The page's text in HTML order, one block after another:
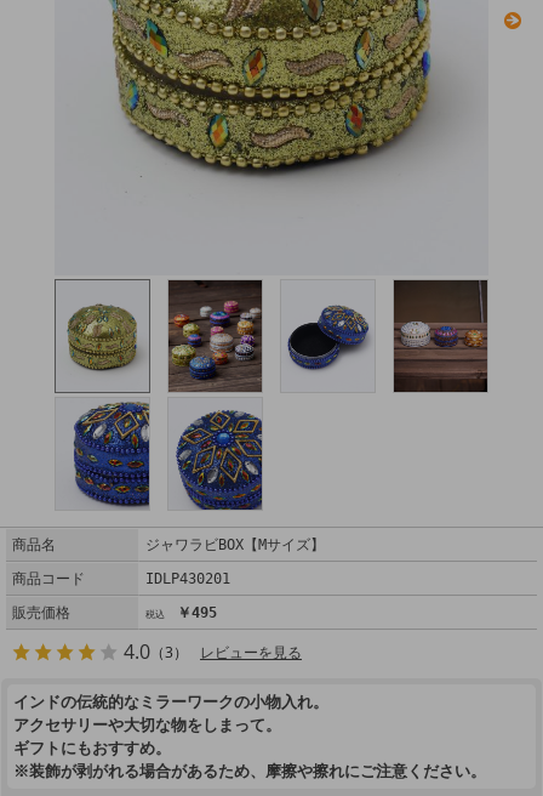
商品名
ジャワラビBOX【Mサイズ】
商品コード
IDLP430201
販売価格
￥495
4.0 （3） レビューを見る
インドの伝統的なミラーワークの小物入れ。
アクセサリーや大切な物をしまって。
ギフトにもおすすめ。
※装飾が剥がれる場合があるため、摩擦や擦れにご注意ください。